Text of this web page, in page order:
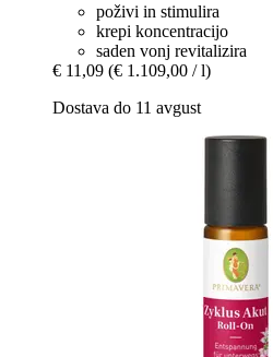
poživi in stimulira
krepi koncentracijo
saden vonj revitalizira
€ 11,09 (€ 1.109,00 / l)
Dostava do 11 avgust